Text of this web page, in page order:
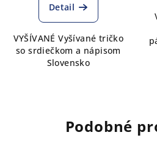
Detail
VYŠÍVANÉ Vyšívané tričko
so srdiečkom a nápisom
Slovensko
Podobné